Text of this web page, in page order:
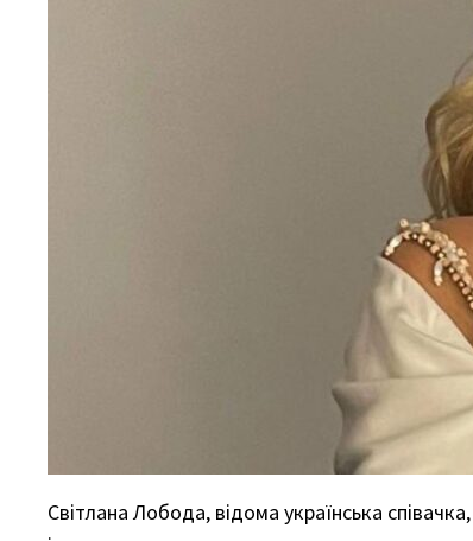
Світлана Лобода, відома українська